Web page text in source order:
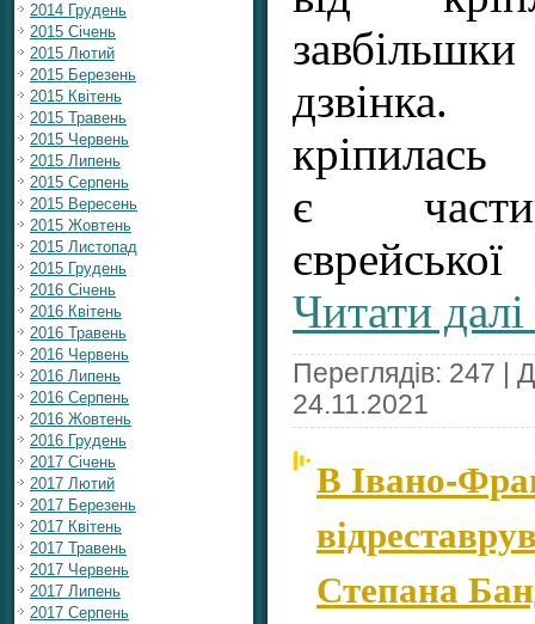
2014 Грудень
2015 Січень
2015 Лютий
2015 Березень
2015 Квітень
2015 Травень
2015 Червень
2015 Липень
2015 Серпень
2015 Вересень
2015 Жовтень
2015 Листопад
2015 Грудень
2016 Січень
2016 Квітень
2016 Травень
2016 Червень
2016 Липень
2016 Серпень
2016 Жовтень
2016 Грудень
2017 Січень
2017 Лютий
2017 Березень
2017 Квітень
2017 Травень
2017 Червень
2017 Липень
2017 Серпень
є
Читати
Переглядів: 247 |
24.11.2021
В Івано-
Степана